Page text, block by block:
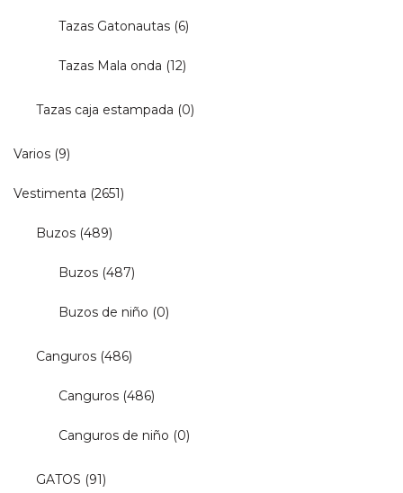
Tazas Gatonautas (6)
Tazas Mala onda (12)
Tazas caja estampada (0)
Varios (9)
Vestimenta (2651)
Buzos (489)
Buzos (487)
Buzos de niño (0)
Canguros (486)
Canguros (486)
Canguros de niño (0)
GATOS (91)